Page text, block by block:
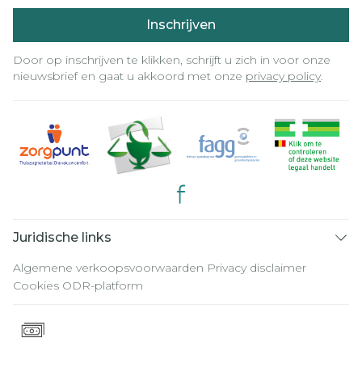
Inschrijven
Door op inschrijven te klikken, schrijft u zich in voor onze
nieuwsbrief en gaat u akkoord met onze privacy policy.
Juridische links
Algemene verkoopsvoorwaarden Privacy disclaimer
Cookies ODR-platform